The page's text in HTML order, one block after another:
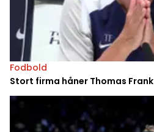
Fodbold
Stort firma håner Thomas